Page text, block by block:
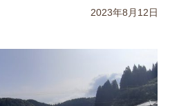
2023年8月12日